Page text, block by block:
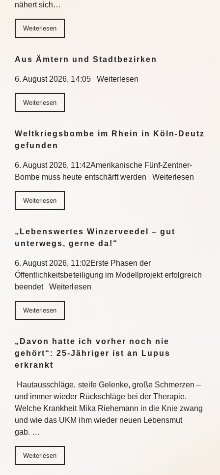
nähert sich…
Weiterlesen
Aus Ämtern und Stadtbezirken
6. August 2026, 14:05 Weiterlesen
Weiterlesen
Weltkriegsbombe im Rhein in Köln-Deutz
gefunden
6. August 2026, 11:42Amerikanische Fünf-Zentner-
Bombe muss heute entschärft werden Weiterlesen
Weiterlesen
„Lebenswertes Winzerveedel – gut
unterwegs, gerne da!“
6. August 2026, 11:02Erste Phasen der
Öffentlichkeitsbeteiligung im Modellprojekt erfolgreich
beendet Weiterlesen
Weiterlesen
„Davon hatte ich vorher noch nie
gehört“: 25-Jähriger ist an Lupus
erkrankt
Hautausschläge, steife Gelenke, große Schmerzen –
und immer wieder Rückschläge bei der Therapie.
Welche Krankheit Mika Riehemann in die Knie zwang
und wie das UKM ihm wieder neuen Lebensmut
gab. …
Weiterlesen